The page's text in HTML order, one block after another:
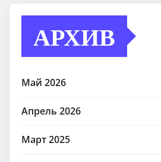
АРХИВ
Май 2026
Апрель 2026
Март 2025